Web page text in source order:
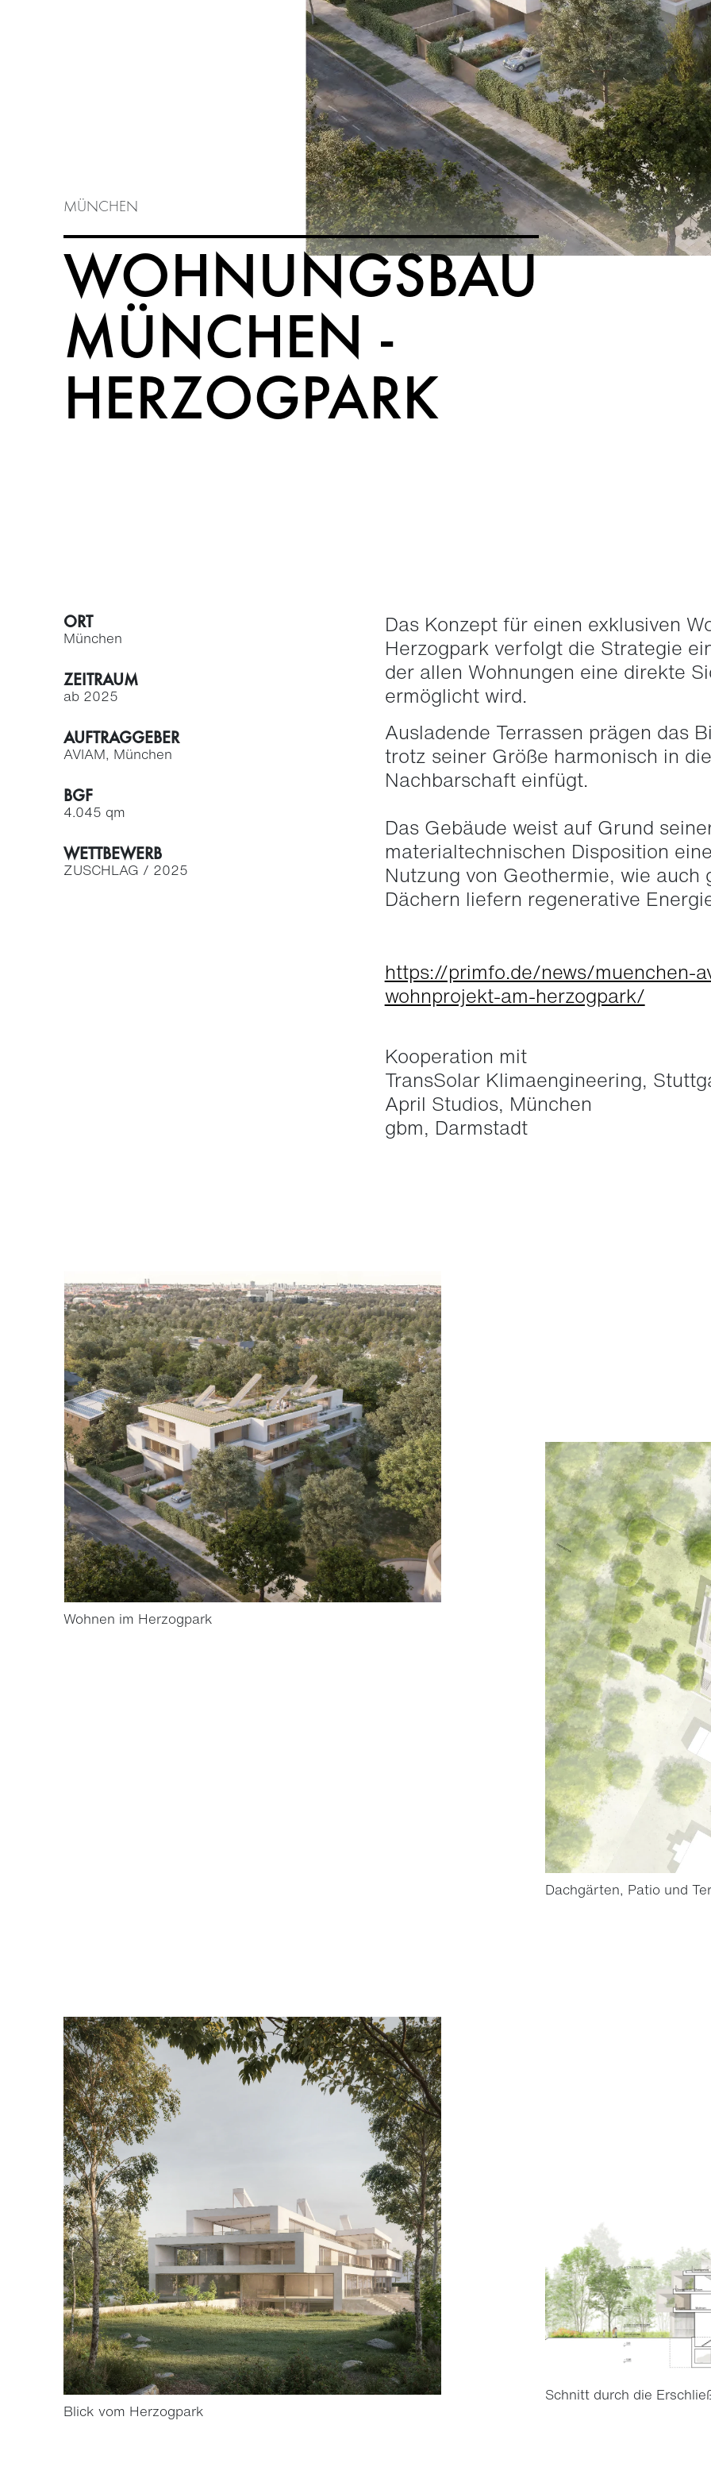
MÜNCHEN
WOHNUNGSBAU
MÜNCHEN -
HERZOGPARK
ORT
München
ZEITRAUM
ab 2025
AUFTRAGGEBER
AVIAM, München
BGF
4.045 qm
WETTBEWERB
ZUSCHLAG / 2025
Das Konzept für einen exklusiven
Herzogpark verfolgt die Strategie
der allen Wohnungen eine direkte
ermöglicht wird.
Ausladende Terrassen prägen das
trotz seiner Größe harmonisch in
Nachbarschaft einfügt.
Das Gebäude weist auf Grund
materialtechnischen Disposition
Nutzung von Geothermie, wie
Dächern liefern regenerative
https://primfo.de/news/muenchen-
wohnprojekt-am-herzogpark/
Kooperation mit
TransSolar Klimaengineering,
April Studios, München
gbm, Darmstadt
Wohnen im Herzogpark
Dachgärten, Patio und
Blick vom Herzogpark
Schnitt durch die